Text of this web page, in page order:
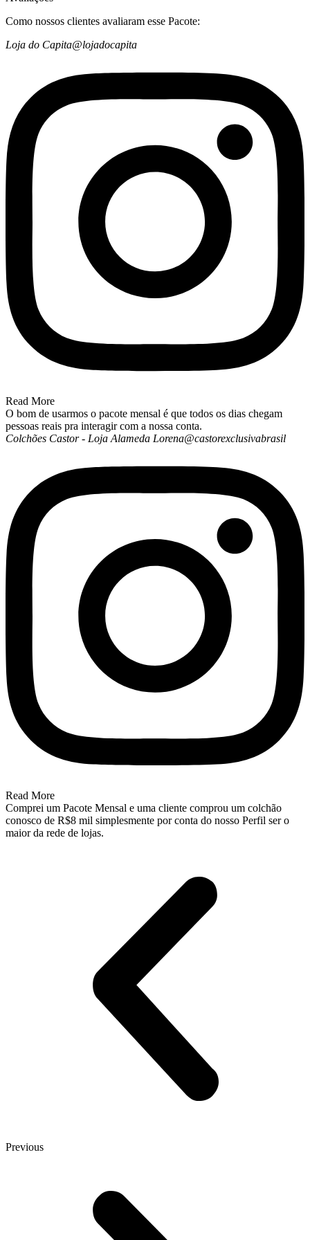
Como nossos clientes avaliaram esse Pacote:
Loja do Capita@lojadocapita
Read More
O bom de usarmos o pacote mensal é que todos os dias chegam
pessoas reais pra interagir com a nossa conta.
Colchões Castor - Loja Alameda Lorena@castorexclusivabrasil
Read More
Comprei um Pacote Mensal e uma cliente comprou um colchão
conosco de R$8 mil simplesmente por conta do nosso Perfil ser o
maior da rede de lojas.
Previous